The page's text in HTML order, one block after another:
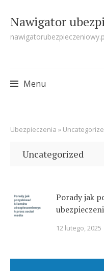
Nawigator
Menu
to
content
Ubezpieczenia »
Uncategorized
Porady jak
12 lutego, 2025